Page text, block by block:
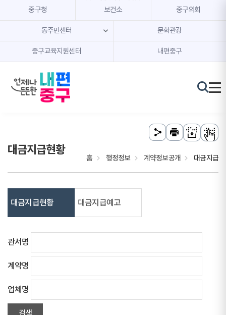
본문 내용 바로가기
주메뉴 바로가기
중구청 보건소 중구의회
동주민센터 문화관광
중구교육지원센터 내편중구
대금지급현황
홈 행정정보 계약정보공개 대금지급
대금지급현황 대금지급예고
관서명
계약명
업체명